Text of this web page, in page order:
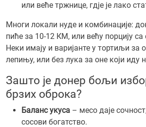
или веће тржнице, гд‌је је лако
Многи локали нуде и комбинације:
пиће за 10-12 КМ, или већу порцију
Неки имају и варијанте у тортиљи за
лепињу, или без лука за оне који иду
Зашто је донер бољи
брзих оброка?
Баланс укуса – месо даје
сосови богатство.